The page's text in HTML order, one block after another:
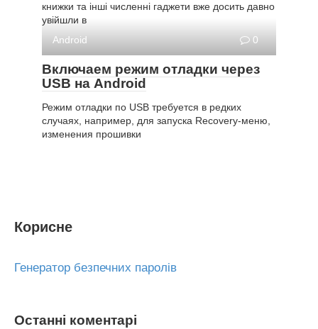
книжки та інші численні гаджети вже досить давно
увійшли в
Android
0
Включаем режим отладки через
USB на Android
Режим отладки по USB требуется в редких
случаях, например, для запуска Recovery-меню,
изменения прошивки
Корисне
Генератор безпечних паролів
Останні коментарі